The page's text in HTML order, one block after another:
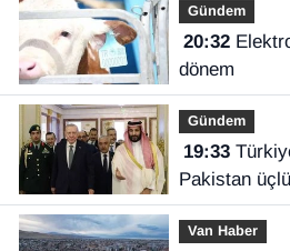
Gündem
20:32Elektronik küpede yeni
dönem
Gündem
19:33Türkiye, Suudi Arabistan ve
Pakistan
imzaladı
Van Haber